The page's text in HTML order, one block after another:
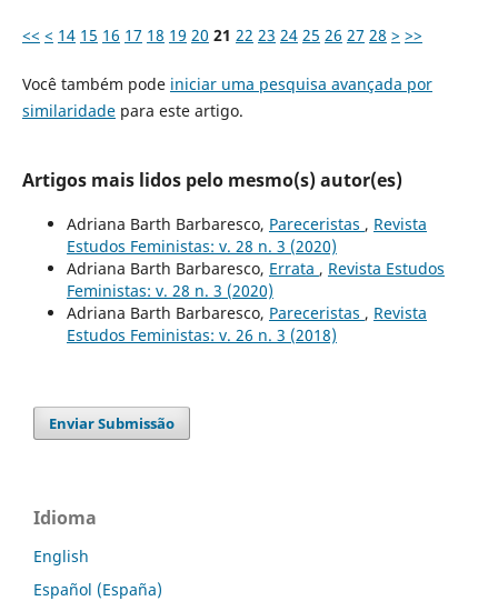
<< < 14 15 16 17 18 19 20 21 22 23 24 25 26 27 28 > >>
Você também pode iniciar uma pesquisa avançada por
similaridadepara este artigo.
Artigos mais lidos pelo mesmo(s) autor(es)
Adriana Barth Barbaresco, Pareceristas , Revista
Estudos Feministas: v. 28 n. 3 (2020)
Adriana Barth Barbaresco, Errata , Revista Estudos
Feministas: v. 28 n. 3 (2020)
Adriana Barth Barbaresco, Pareceristas , Revista
Estudos Feministas: v. 26 n. 3 (2018)
Enviar Submissão
Idioma
English
Español (España)